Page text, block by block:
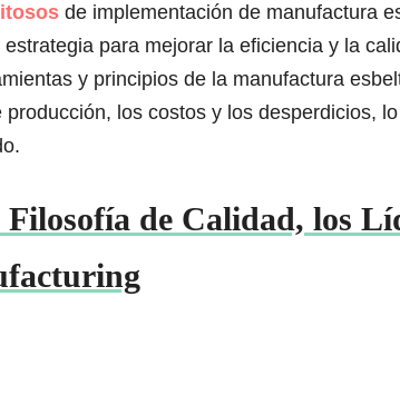
de implementación de manufactura
para mejorar la eficiencia y la
y principios de la manufactura
los costos y los desperdicios,
de Calidad, los